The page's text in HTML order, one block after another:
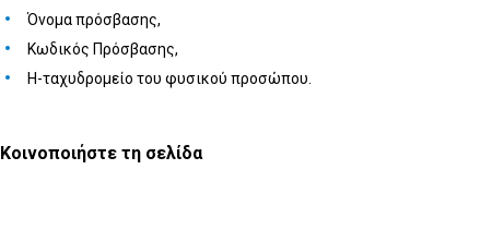
Όνομα πρόσβασης,
Κωδικός Πρόσβασης,
Η-ταχυδρομείο του φυσικού προσώπου.
Κοινοποιήστε τη σελίδα